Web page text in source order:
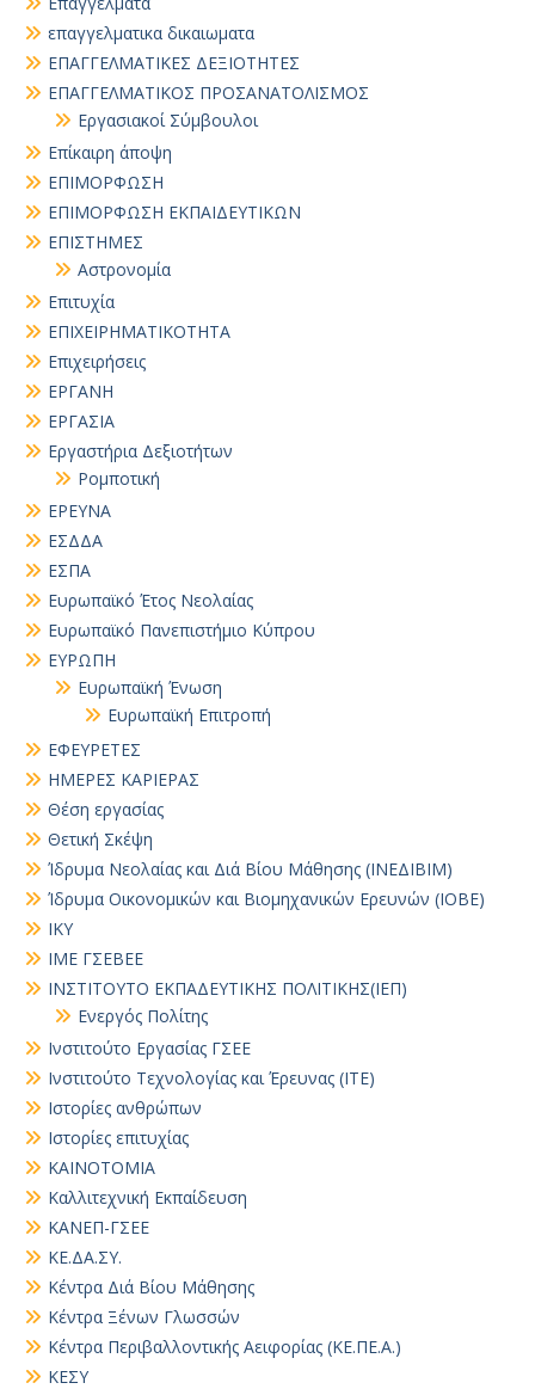
επαγγελματικα δικαιωματα
ΕΠΑΓΓΕΛΜΑΤΙΚΕΣ ΔΕΞΙΟΤΗΤΕΣ
ΕΠΑΓΓΕΛΜΑΤΙΚΟΣ ΠΡΟΣΑΝΑΤΟΛΙΣΜΟΣ
Εργασιακοί Σύμβουλοι
Επίκαιρη άποψη
ΕΠΙΜΟΡΦΩΣΗ
ΕΠΙΜΟΡΦΩΣΗ ΕΚΠΑΙΔΕΥΤΙΚΩΝ
ΕΠΙΣΤΗΜΕΣ
Αστρονομία
Επιτυχία
ΕΠΙΧΕΙΡΗΜΑΤΙΚΟΤΗΤΑ
Επιχειρήσεις
ΕΡΓΑΝΗ
ΕΡΓΑΣΙΑ
Εργαστήρια Δεξιοτήτων
Ρομποτική
ΕΡΕΥΝΑ
ΕΣΔΔΑ
ΕΣΠΑ
Ευρωπαϊκό Έτος Νεολαίας
Ευρωπαϊκό Πανεπιστήμιο Κύπρου
ΕΥΡΩΠΗ
Ευρωπαϊκή Ένωση
Ευρωπαϊκή Επιτροπή
ΕΦΕΥΡΕΤΕΣ
ΗΜΕΡΕΣ ΚΑΡΙΕΡΑΣ
Θέση εργασίας
Θετική Σκέψη
Ίδρυμα Νεολαίας και Διά Βίου Μάθησης (ΙΝΕΔΙΒΙΜ)
Ίδρυμα Οικονομικών και Βιομηχανικών Ερευνών (ΙΟΒΕ)
ΙΚΥ
ΙΜΕ ΓΣΕΒΕΕ
ΙΝΣΤΙΤΟΥΤΟ ΕΚΠΑΔΕΥΤΙΚΗΣ ΠΟΛΙΤΙΚΗΣ(ΙΕΠ)
Ενεργός Πολίτης
Ινστιτούτο Εργασίας ΓΣΕΕ
Ινστιτούτο Τεχνολογίας και Έρευνας (ΙΤΕ)
Ιστορίες ανθρώπων
Ιστορίες επιτυχίας
ΚΑΙΝΟΤΟΜΙΑ
Καλλιτεχνική Εκπαίδευση
ΚΑΝΕΠ-ΓΣΕΕ
ΚΕ.ΔΑ.ΣΥ.
Κέντρα Διά Βίου Μάθησης
Κέντρα Ξένων Γλωσσών
Κέντρα Περιβαλλοντικής Αειφορίας (ΚΕ.ΠΕ.Α.)
ΚΕΣΥ